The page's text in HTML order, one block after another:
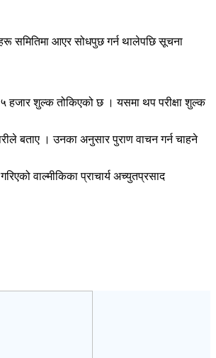
समितिमा आएर सोधपुछ गर्न थालेपछि सूचना
हजार शुल्क तोकिएको छ । यसमा थप परीक्षा शुल्क
बताए । उनका अनुसार पुराण वाचन गर्न चाहने
वाल्मीकिका प्राचार्य अच्युतप्रसाद